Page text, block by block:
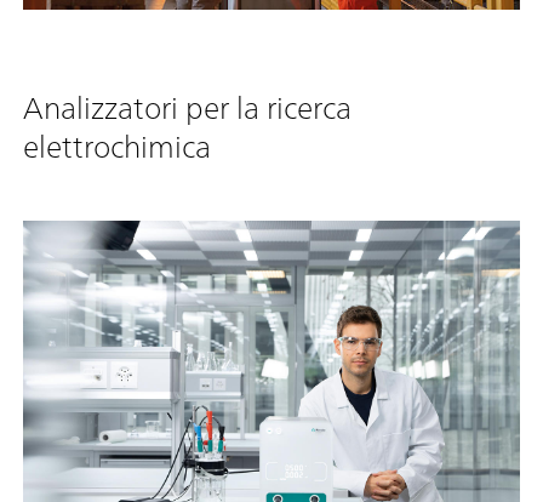
Analizzatori per la ricerca
elettrochimica